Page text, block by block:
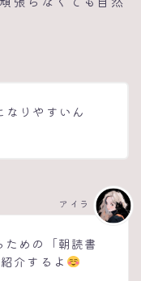
なりやすいん
めの「朝読書
介するよ
アイラ